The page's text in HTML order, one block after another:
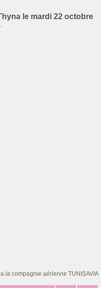
le mardi 22 octobre
la compagnie aérienne TUNISAVIA